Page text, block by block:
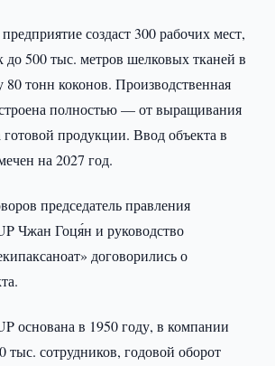
создаст 300 рабочих мест,
до 500 тыс. метров шелковых тканей в
80 тонн коконов. Производственная
полностью — от выращивания
продукции. Ввод объекта в
на 2027 год.
председатель правления
Чжан Гоця́н и руководство
договорились о
основана в 1950 году, в компании
тыс. сотрудников, годовой оборот